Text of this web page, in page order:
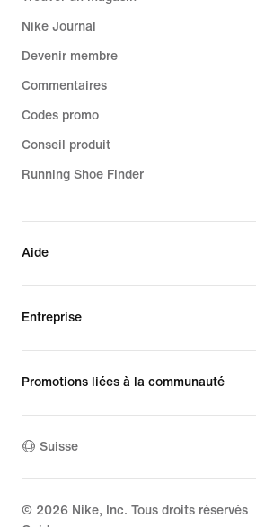
Nike Journal
Devenir membre
Commentaires
Codes promo
Conseil produit
Running Shoe Finder
Aide
Entreprise
Promotions liées à la communauté
Suisse
© 2026 Nike, Inc. Tous droits réservés